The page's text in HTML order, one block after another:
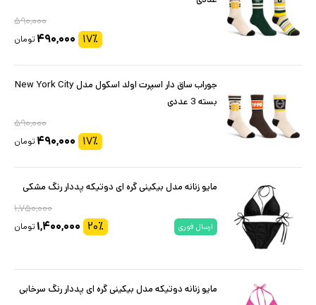
۵۹۰,۰۰۰
۱۷٪ ۴۹۰,۰۰۰ تومان
جوراب ساق دار اسپرت اولد اسکول مدل New York City
بسته 3 عددی
۵۹۰,۰۰۰
۱۷٪ ۴۹۰,۰۰۰ تومان
مایو زنانه مدل بیکینی گره ای دوتیکه پددار رنگ مشکی
۱,۷۵۰,۰۰۰
ارسال فوری ۲۰٪ ۱,۴۰۰,۰۰۰ تومان
مایو زنانه دوتیکه مدل بیکینی گره ای پددار رنگ سرخابی